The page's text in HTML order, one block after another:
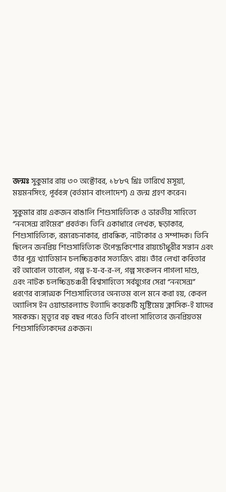
জন্মঃসুকুমার রায় ৩০ অক্টোবর, ১৮৮৭ খ্রিঃ তারিখে মসূয়া,
ময়মনসিংহ, পূর্ববঙ্গ (বর্তমান বাংলাদেশ) এ জন্ম গ্রহণ করেন।
সুকুমার রায় একজন বাঙালি শিশুসাহিত্যিক ও ভারতীয় সাহিত্যে
“ননসেন্স রাইমের” প্রবর্তক। তিনি একাধারে লেখক, ছড়াকার,
শিশুসাহিত্যিক, রম্যরচনাকার, প্রাবন্ধিক, নাট্যকার ও সম্পাদক। তিনি
ছিলেন জনপ্রিয় শিশুসাহিত্যিক উপেন্দ্রকিশোর রায়চৌধুরীর সন্তান এবং
তাঁর পুত্র খ্যাতিমান চলচ্চিত্রকার সত্যজিৎ রায়। তাঁর লেখা কবিতার
বই আবোল তাবোল, গল্প হ-য-ব-র-ল, গল্প সংকলন পাগলা দাশু,
এবং নাটক চলচ্চিত্তচঞ্চরী বিশ্বসাহিত্যে সর্বযুগের সেরা “ননসেন্স”
ধরণের ব্যঙ্গাত্মক শিশুসাহিত্যের অন্যতম বলে মনে করা হয়, কেবল
অ্যালিস ইন ওয়ান্ডারল্যান্ড ইত্যাদি কয়েকটি মুষ্টিমেয় ক্লাসিক-ই যাদের
সমকক্ষ। মৃত্যুর বহু বছর পরেও তিনি বাংলা সাহিত্যের জনপ্রিয়তম
শিশুসাহিত্যিকদের একজন।